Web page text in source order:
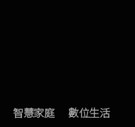
智慧家庭
數位生活